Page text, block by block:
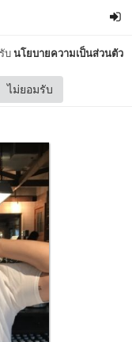
บนโยบายความเป็นส่วนตัว
ไม่ยอมรับ